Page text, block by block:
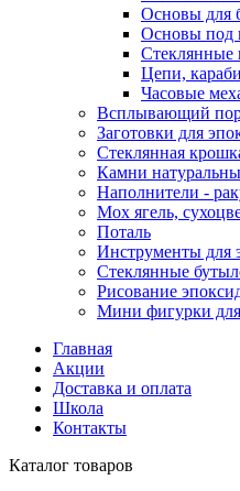
Основы для
Основы под
Цепи,
Часовые
Всплывающий
Заготовки для
Стеклянная
Камни
Наполнители -
Мох ягель,
Поталь
Инструменты для
Стеклянные
Рисование
Мини фигурки
Главная
Акции
Доставка и оплата
Школа
Контакты
Каталог товаров